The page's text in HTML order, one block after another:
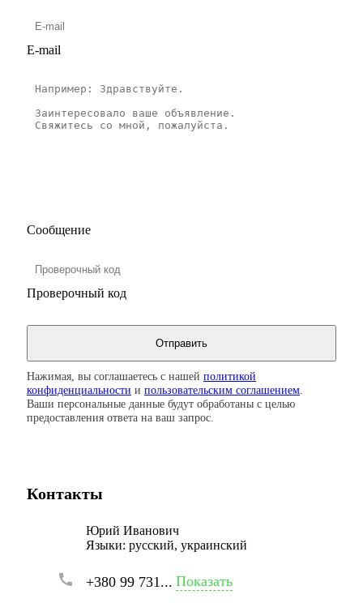
E-mail
Сообщение
Проверочный код
Нажимая, вы соглашаетесь с нашей политикой
конфиденциальности и пользовательским соглашением
Ваши персональные данные будут обработаны с целью
предоставления ответа на ваш запрос.
Контакты
Юрий Иванович
Языки: русский, украинский
+380 99 731... Показать